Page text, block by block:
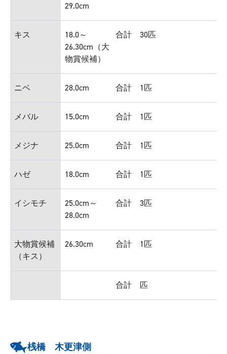
29.0cm
キス
18.0～
26.30cm（大
物賞候補）
合計 30匹
ニベ 28.0cm 合計 1匹
メバル 15.0cm 合計 1匹
メジナ 25.0cm 合計 1匹
ハゼ 18.0cm 合計 1匹
イシモチ
25.0cm～
28.0cm
合計 3匹
大物賞候補
（キス）
26.30cm 合計 1匹
合計 匹
桟橋 木更津側